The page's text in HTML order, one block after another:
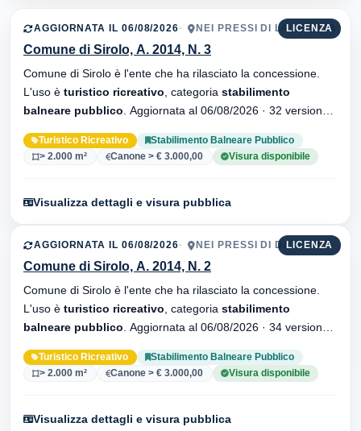
LICENZA
AGGIORNATA IL 06/08/2026 NEI PRESSI DI LA GROTTA
Comune di Sirolo, A. 2014, N. 3
Comune di Sirolo è l'ente che ha rilasciato la concessione.
L'uso è turistico ricreativo , categoria stabilimento
balneare pubblico
Turistico Ricreativo
Stabilimento Balneare Pubblico
> 2.000 m²
Canone > € 3.000,00 Visura disponibile
Visualizza dettagli e visura pubblica
LICENZA
AGGIORNATA IL 06/08/2026 NEI PRESSI DI DA SILVIO
Comune di Sirolo, A. 2014, N. 2
Comune di Sirolo è l'ente che ha rilasciato la concessione.
L'uso è turistico ricreativo , categoria stabilimento
balneare pubblico
Turistico Ricreativo
Stabilimento Balneare Pubblico
> 2.000 m²
Canone > € 3.000,00 Visura disponibile
Visualizza dettagli e visura pubblica